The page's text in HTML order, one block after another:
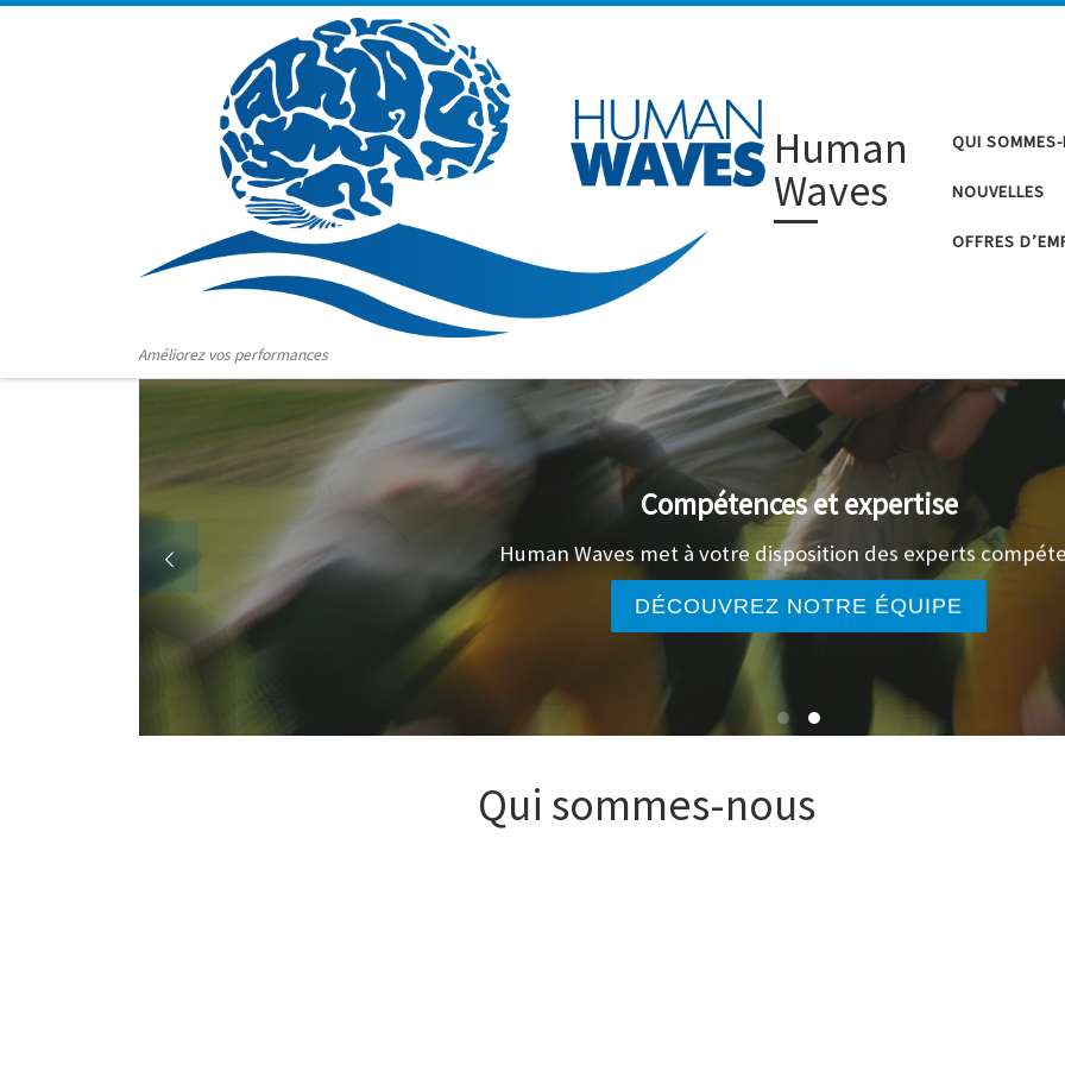
Human
Waves
Améliorez vos performances
QUI
NOUVELLES
OFFRES
Compétences et expertise
Human Waves met à votre disposition des experts
DÉCOUVREZ NOTRE ÉQUIPE
Qui sommes-nous